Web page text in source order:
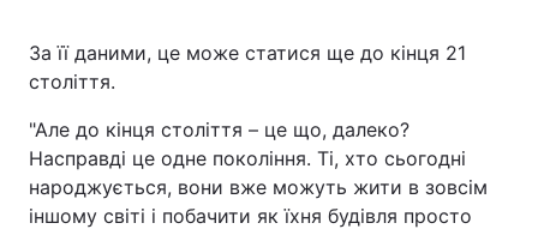
За її даними, це може статися ще до кінця 21
століття.
"Але до кінця століття – це що, далеко?
Насправді це одне покоління. Ті, хто сьогодні
народжується, вони вже можуть жити в зовсім
іншому світі і побачити як їхня будівля просто